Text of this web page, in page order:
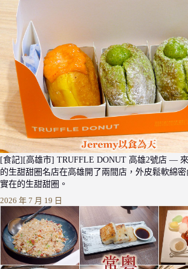
[食記][高雄市] TRUFFLE DONUT 高雄2號店 —
的生甜甜圈名店在高雄開了兩間店，外皮鬆軟綿
實在的生甜甜圈。
2026 年 7 月 19 日